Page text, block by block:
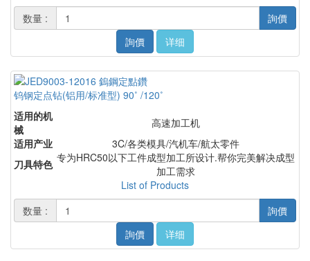
数量 :
詢價
詢價
详细
钨钢定点钻(铝用/标准型) 90˚ /120˚
适用的机
械
高速加工机
适用产业
3C/各类模具/汽机车/航太零件
刀具特色 专为HRC50以下工件成型加工所设计.帮你完美解决成型
加工需求
List of Products
数量 :
詢價
詢價
详细